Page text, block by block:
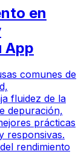
en
App
comunes de
fluidez de la
depuración,
prácticas
responsivas.
rendimiento